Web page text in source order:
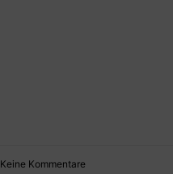
Keine Kommentare